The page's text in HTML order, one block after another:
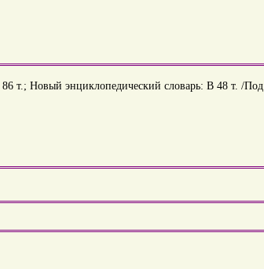
т.; Новый энциклопедический словарь: В 48 т. /Под